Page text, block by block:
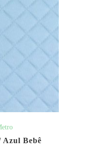
Azul Bebê